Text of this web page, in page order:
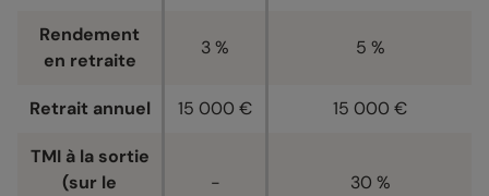
Rendement
en retraite
3 % 5 %
Retrait annuel 15 000 € 15 000 €
TMI à la sortie
(sur le
- 30 %